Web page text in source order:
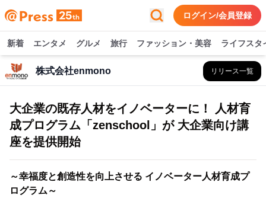
ログイン/会員登録
新着 エンタメ グルメ 旅行 ファッション・美容 ライフスタ
株式会社enmono リリース一覧
大企業の既存人材をイノベーターに！ 人材育
成プログラム「zenschool」が 大企業向け講
座を提供開始
～幸福度と創造性を向上させる イノベーター人材育成プ
ログラム～